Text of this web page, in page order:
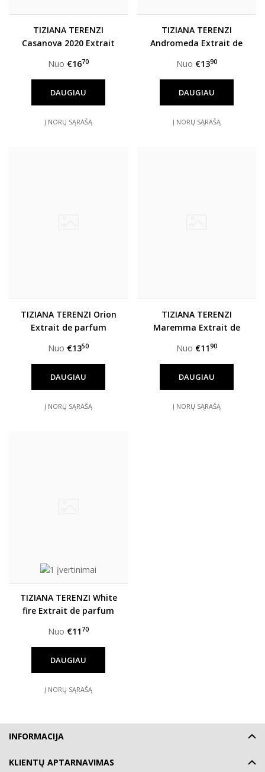
TIZIANA TERENZI
Casanova 2020 Extrait
Nuo €1670
DAUGIAU
Į NORŲ SĄRAŠĄ
TIZIANA TERENZI
Andromeda Extrait de
Nuo €1390
DAUGIAU
Į NORŲ SĄRAŠĄ
TIZIANA TERENZI Orion
Extrait de parfum
Nuo €1350
DAUGIAU
Į NORŲ SĄRAŠĄ
TIZIANA TERENZI
Maremma Extrait de
Nuo €1190
DAUGIAU
Į NORŲ SĄRAŠĄ
TIZIANA TERENZI White
fire Extrait de parfum
Nuo €11 70
DAUGIAU
Į NORŲ SĄRAŠĄ
INFORMACIJA
KLIENTŲ APTARNAVIMAS